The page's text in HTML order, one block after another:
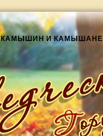
КАМЫШИН И КАМЫШАНЕ